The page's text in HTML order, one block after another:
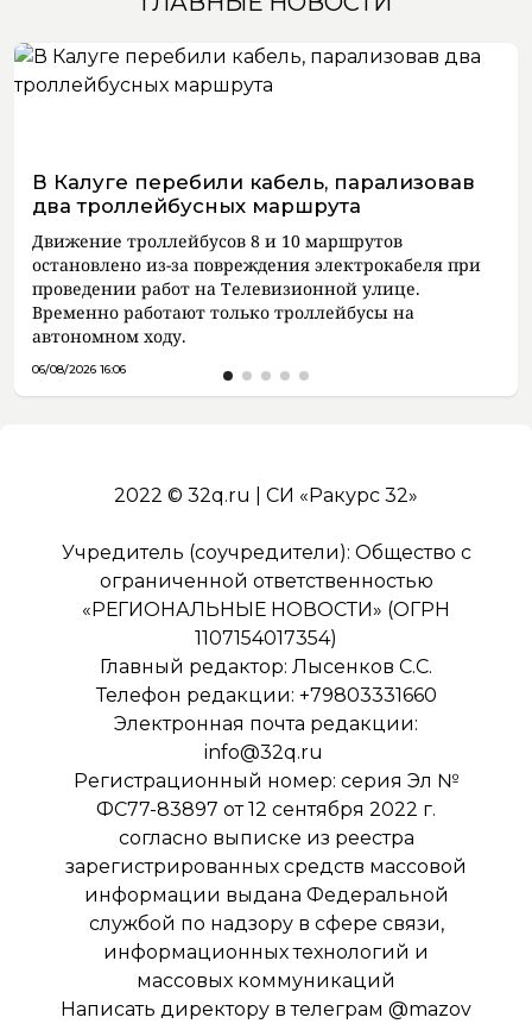
В Калуге перебили кабель, парализовав
два троллейбусных маршрута
Движение троллейбусов 8 и 10 маршрутов
остановлено из-за повреждения электрокабеля при
проведении работ на Телевизионной улице.
Временно работают только троллейбусы на
автономном ходу.
06/08/2026 16:06
2022 © 32q.ru | СИ «Ракурс 32»
Учредитель (соучредители): Общество с
ограниченной ответственностью
«РЕГИОНАЛЬНЫЕ НОВОСТИ» (ОГРН
1107154017354)
Главный редактор: Лысенков С.С.
Телефон редакции: +79803331660
Электронная почта редакции:
info@32q.ru
Регистрационный номер: серия Эл №
ФС77-83897 от 12 сентября 2022 г.
согласно выписке из реестра
зарегистрированных средств массовой
информации выдана Федеральной
службой по надзору в сфере связи,
информационных технологий и
массовых коммуникаций
Написать директору в телеграм @mazov